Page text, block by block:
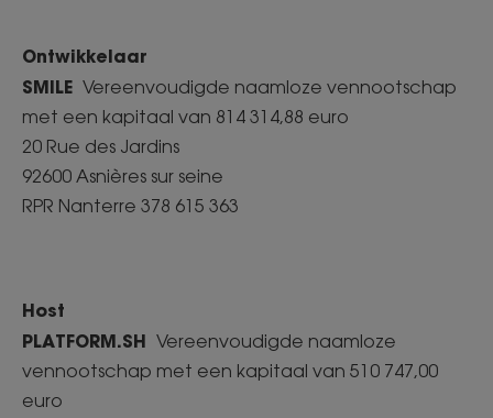
Ontwikkelaar
SMILE Vereenvoudigde naamloze vennootschap
met een kapitaal van 814 314,88 euro
20 Rue des Jardins
92600 Asnières sur seine
RPR Nanterre 378 615 363
Host
PLATFORM.SH Vereenvoudigde naamloze
vennootschap met een kapitaal van 510 747,00
euro